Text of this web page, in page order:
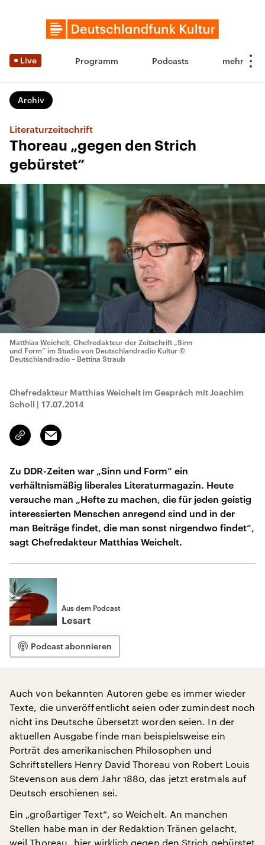
Live Programm Podcasts
Archiv
Literaturzeitschrift
Thoreau „gegen den Strich
gebürstet“
Matthias Weichelt, Chefredakteur der Zeitschrift „Sinn
und Form“ im Studio von Deutschlandradio Kultur ©
Deutschlandradio – Bettina Straub
Chefredakteur Matthias Weichelt im Gespräch mit Joachim
Scholl | 17.07.2014
Link
kopieren/teilen
Email
Zu DDR-Zeiten war „Sinn und Form“ ein
verhältnismäßig liberales Literaturmagazin. Heute
versuche man „Hefte zu machen, die für jeden geistig
interessierten Menschen anregend sind und in der
man Beiträge findet, die man sonst nirgendwo findet“,
sagt Chefredakteur Matthias Weichelt.
Aus dem Podcast
Lesart
Podcast abonnieren
Auch von bekannten Autoren gebe es immer wieder
Texte, die unveröffentlicht seien oder zumindest noch
nicht ins Deutsche übersetzt worden seien. In der
aktuellen Ausgabe finde man beispielsweise ein
Porträt des amerikanischen Philosophen und
Schriftstellers Henry David Thoreau von Robert Louis
Stevenson aus dem Jahr 1880, das jetzt erstmals auf
Deutsch erschienen sei.
Ein „großartiger Text“, so Weichelt. An manchen
Stellen habe man in der Redaktion Tränen gelacht,
weil Thoreau „hier wirklich gegen den Strich gebürstet